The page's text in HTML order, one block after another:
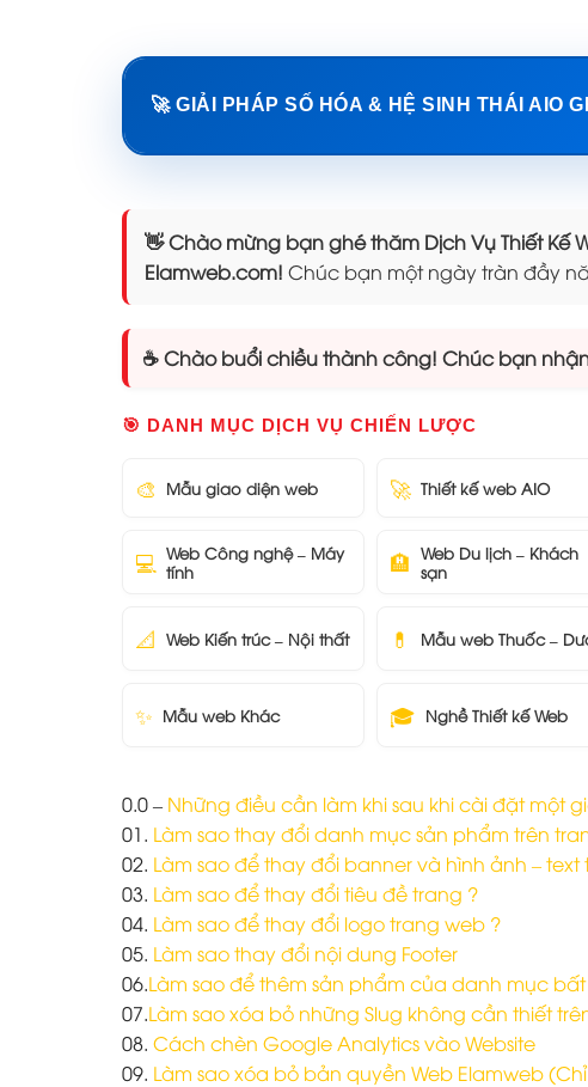
🚀 GIẢI PHÁP SỐ HÓA & HỆ SINH THÁI AIO
👋 Chào mừng bạn ghé thăm Dịch Vụ Thiết Kế
Elamweb.com! Chúc bạn một ngày tràn đầy
☕ Chào buổi chiều thành công! Chúc bạn
🎯 DANH MỤC DỊCH VỤ CHIẾN LƯỢC
🎨 Mẫu giao diện web 🚀 Thiết kế web AIO
💻
Web Công nghệ – Máy
tính
🏨 Web Du lịch – Khách
sạn
📐 Web Kiến trúc – Nội thất 💊 Mẫu web Thuốc –
✨ Mẫu web Khác 🎓 Nghề Thiết kế Web
0.0 – Những điều cần làm khi sau khi cài đặt một
01. Làm sao thay đổi danh mục sản phẩm trên
02. Làm sao để thay đổi banner và hình ảnh –
03. Làm sao để thay đổi tiêu đề trang ?
04. Làm sao để thay đổi logo trang web ?
05. Làm sao thay đổi nội dung Footer
06.Làm sao để thêm sản phẩm của danh mục
07.Làm sao xóa bỏ những Slug không cần thiết
08. Cách chèn Google Analytics vào Website
09. Làm sao xóa bỏ bản quyền Web Elamweb